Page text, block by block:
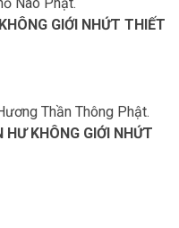
GIỚI NHỨT THIẾT
Thần Thông Phật.
KHÔNG GIỚI NHỨT